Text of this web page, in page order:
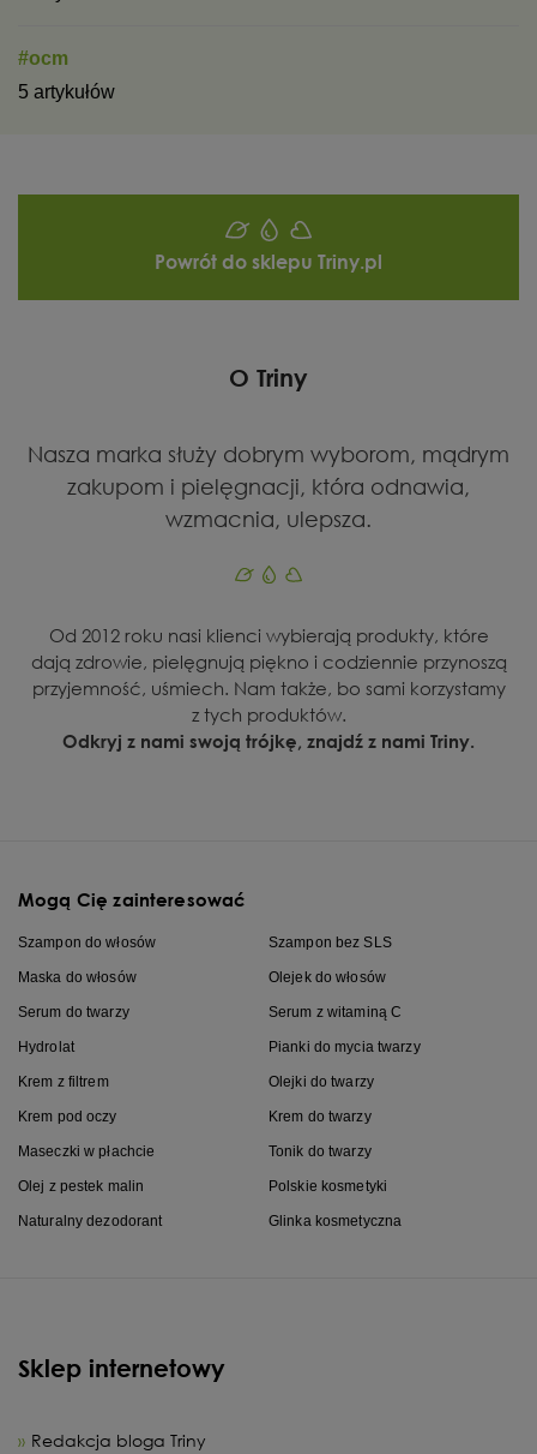
#ocm
5 artykułów
Powrót do sklepu Triny.pl
O Triny
Nasza marka służy dobrym wyborom, mądrym
zakupom i pielęgnacji, która odnawia,
wzmacnia, ulepsza.
Od 2012 roku nasi klienci wybierają produkty, które
dają zdrowie, pielęgnują piękno i codziennie przynoszą
przyjemność, uśmiech. Nam także, bo sami korzystamy
z tych produktów.
Odkryj z nami swoją trójkę, znajdź z nami Triny.
Mogą Cię zainteresować
Szampon do włosów Szampon bez SLS
Maska do włosów Olejek do włosów
Serum do twarzy Serum z witaminą C
Hydrolat Pianki do mycia twarzy
Krem z filtrem Olejki do twarzy
Krem pod oczy Krem do twarzy
Maseczki w płachcie Tonik do twarzy
Olej z pestek malin Polskie kosmetyki
Naturalny dezodorant Glinka kosmetyczna
Sklep internetowy
Redakcja bloga Triny